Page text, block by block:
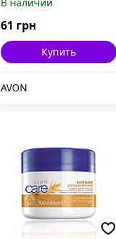
«Молодость актив»
Avon, Эйвон, Ейвон,
100 мл
В наличии
61 грн
Купить
AVON